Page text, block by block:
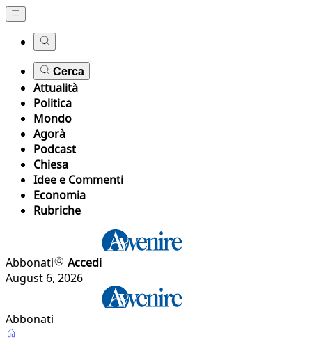
Cerca
Attualità
Politica
Mondo
Agorà
Podcast
Chiesa
Idee e Commenti
Economia
Rubriche
Abbonati
Accedi
August 6, 2026
Abbonati